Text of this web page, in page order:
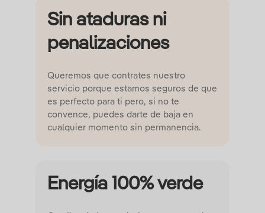
Sin ataduras ni
penalizaciones
Queremos que contrates nuestro
servicio porque estamos seguros de que
es perfecto para ti pero, si no te
convence, puedes darte de baja en
cualquier momento sin permanencia.
Energía 100% verde